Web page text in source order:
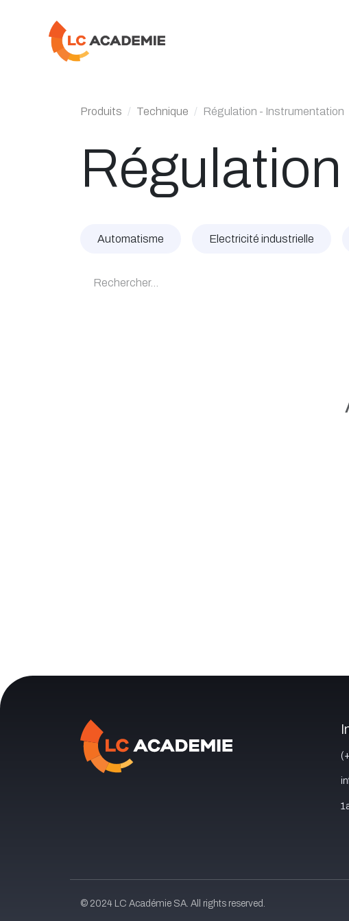
Produits Technique Régulation - Instrumentation
Automatisme Electricité industrielle
© 2024 LC Académie SA. All rights reserved.